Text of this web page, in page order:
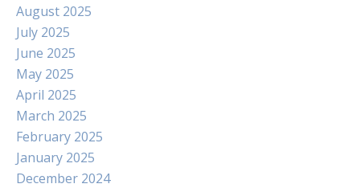
August 2025
July 2025
June 2025
May 2025
April 2025
March 2025
February 2025
January 2025
December 2024